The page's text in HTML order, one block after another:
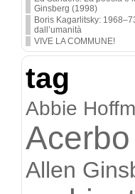
Ginsberg (1998)
Boris Kagarlitsky:
dall’umanità
VIVE LA COMMUNE!
tag
Abbie
Acerbo
Allen